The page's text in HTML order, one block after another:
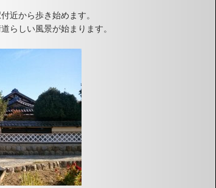
近から歩き始めます。
らしい風景が始まります。